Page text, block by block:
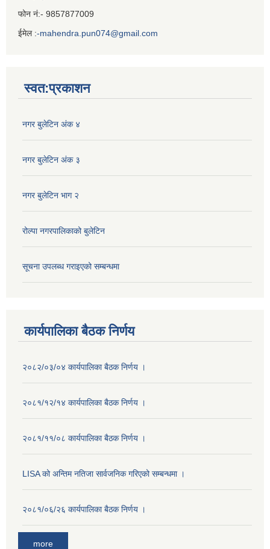
फोन नं:- 9857877009
ईमेल :-mahendra.pun074@gmail.com
स्वत:प्रकाशन
नगर बुलेटिन अंक ४
नगर बुलेटिन अंक ३
नगर बुलेटिन भाग २
रोल्पा नगरपालिकाको बुलेटिन
सूचना उपलब्ध गराइएको सम्बन्धमा
कार्यपालिका बैठक निर्णय
२०८२/०३/०४ कार्यपालिका बैठक निर्णय ।
२०८१/१२/१४ कार्यपालिका बैठक निर्णय ।
२०८१/११/०८ कार्यपालिका बैठक निर्णय ।
LISA को अन्तिम नतिजा सार्वजनिक गरिएको सम्बन्धमा ।
२०८१/०६/२६ कार्यपालिका बैठक निर्णय ।
more